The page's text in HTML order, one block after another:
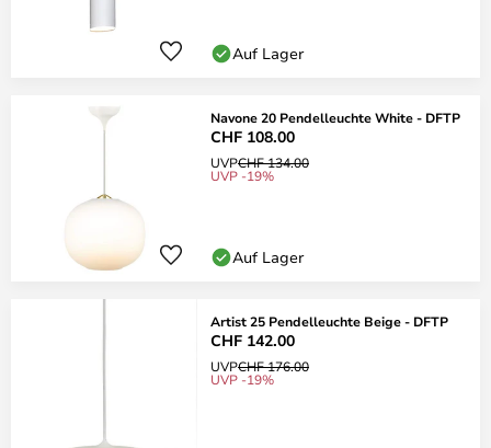
Auf Lager
Navone 20 Pendelleuchte White - DFTP
CHF 108.00
UVPCHF 134.00
UVP -19%
Auf Lager
Artist 25 Pendelleuchte Beige - DFTP
CHF 142.00
UVPCHF 176.00
UVP -19%